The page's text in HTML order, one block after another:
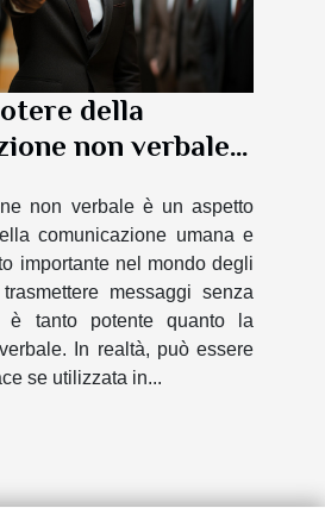
della
non verbale
non verbale è un aspetto
comunicazione umana e
importante nel mondo degli
messaggi senza
è tanto potente quanto la
In realtà, può essere
se utilizzata in...